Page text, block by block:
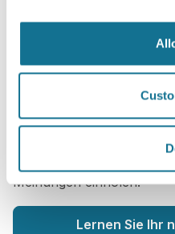
Sie möchten
Nach dem
EDER, Dr. med.
möglicherweise bequem
eigenes Crisalix-Konto
Erscheinungsbild
Meinungen einholen.
Lernen Sie Ihr